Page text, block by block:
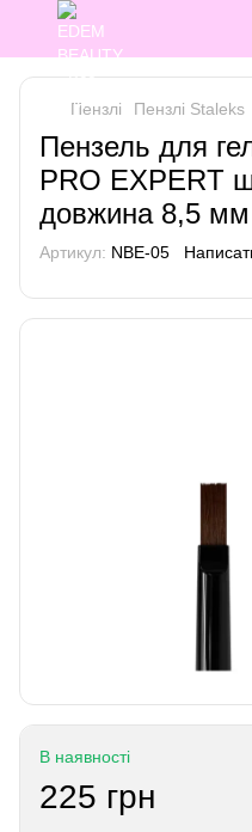
Пензлі Пензлі Staleks
Пензель для
PRO EXPERT
довжина 8,5 мм
Артикул: NBE-05
В наявності
225 грн